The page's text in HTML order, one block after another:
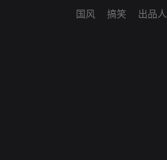
国风
搞笑
出品人